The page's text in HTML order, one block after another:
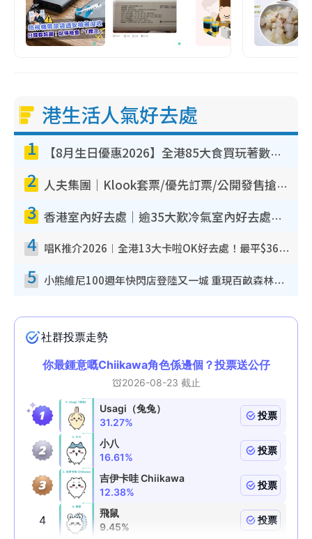
港生活人氣好去處
1 【8月生日優惠2026】全港85大食買玩著數攻略 自助餐/火鍋放題同行免費＋誠品/DONKI送現金券
2 人夫集團｜Klook套票/優先訂票/公開發售搶飛攻略！附票價.購票連結.場地座位表
3 香港室內好去處｜逾35大歎冷氣室內好去處推介 室內活動免費避雨無懼落雨
4 唱K推介2026︱全港13大卡啦OK好去處！最平$36起 日文K都有！(附地址+收費詳情)
5 小熊維尼100週年快閃店登陸又一城 重現百畝森林經典場景／獨家限定盲盒登場／專屬DIY香水